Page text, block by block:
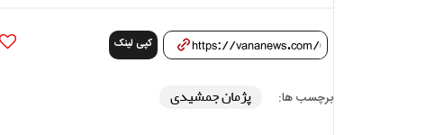
کپی لینک
برچسب ها: پژمان جمشیدی